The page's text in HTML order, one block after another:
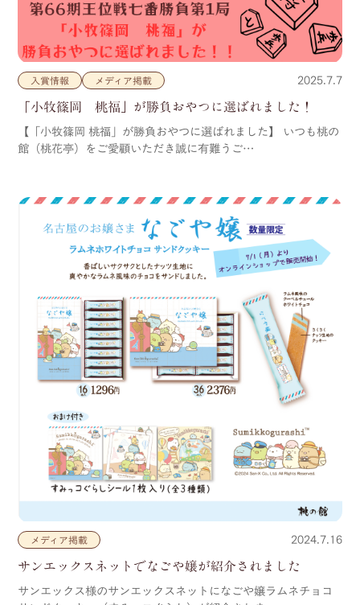
入賞情報 メディア掲載 2025.7.7
「小牧篠岡 桃福」が勝負おやつに選ばれました！
【「小牧篠岡 桃福」が勝負おやつに選ばれました】 いつも桃の
館（桃花亭）をご愛顧いただき誠に有難うご…
メディア掲載 2024.7.16
サンエックスネットでなごや嬢が紹介されました
サンエックス様のサンエックスネットになごや嬢ラムネチョコ